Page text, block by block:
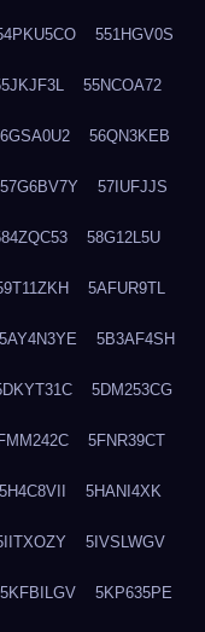
551HGV0S
55NCOA72
56QN3KEB
57G6BV7Y 57IUFJJS
58G12L5U
5AFUR9TL
5AY4N3YE 5B3AF4SH
5DM253CG
5FNR39CT
5H4C8VII 5HANI4XK
5IVSLWGV
5KFBILGV 5KP635PE